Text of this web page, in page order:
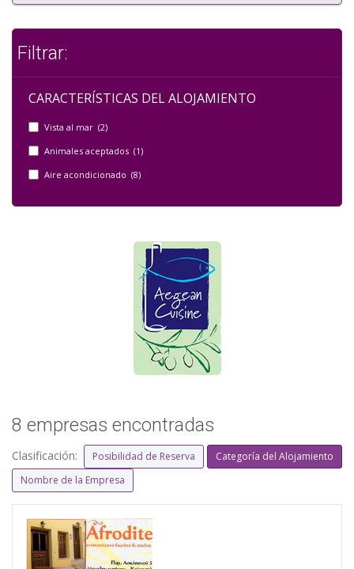
Filtrar:
CARACTERÍSTICAS DEL ALOJAMIENTO
Vista al mar (2)
Animales aceptados (1)
Aire acondicionado (8)
8 empresas encontradas
Clasificación: Posibilidad de Reserva
Categoría del Alojamiento
Nombre de la Empresa